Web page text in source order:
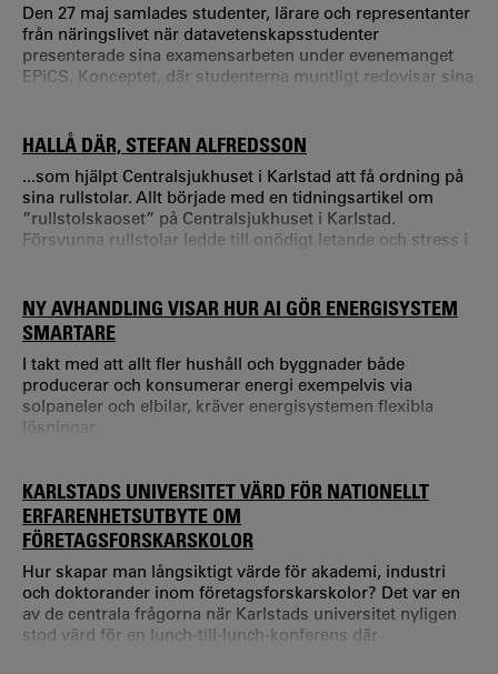
Den 27 maj samlades studenter, lärare och representanter
från näringslivet när datavetenskapsstudenter
presenterade sina examensarbeten under evenemanget
EPiCS. Konceptet, där studenterna muntligt redovisar sina
inblick i den bredd av ämnen som studenterna arbetat
med under sina utbildningar.
HALLÅ DÄR, STEFAN ALFREDSSON
...som hjälpt Centralsjukhuset i Karlstad att få ordning på
sina rullstolar. Allt började med en tidningsartikel om
”rullstolskaoset” på Centralsjukhuset i Karlstad.
Försvunna rullstolar ledde till onödigt letande och stress i
NY AVHANDLING VISAR HUR AI GÖR ENERGISYSTEM
SMARTARE
I takt med att allt fler hushåll och byggnader både
producerar och konsumerar energi exempelvis via
solpaneler och elbilar, kräver energisystemen flexibla
lösningar.
KARLSTADS UNIVERSITET VÄRD FÖR NATIONELLT
ERFARENHETSUTBYTE OM
FÖRETAGSFORSKARSKOLOR
Hur skapar man långsiktigt värde för akademi, industri
och doktorander inom företagsforskarskolor? Det var en
av de centrala frågorna när Karlstads universitet nyligen
stod värd för en lunch-till-lunch-konferens där